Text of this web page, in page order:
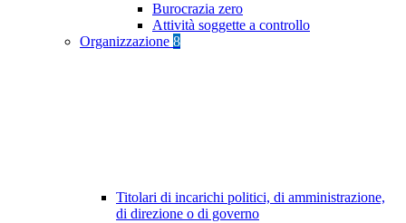
Burocrazia zero
Attività soggette a controllo
Organizzazione 8
Titolari di incarichi politici, di amministrazione,
di direzione o di governo